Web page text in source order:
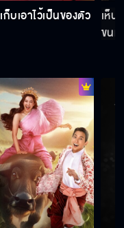
วชีวิต
มรักของยาย
ป็นพี่อีกต่อไปแล้ว
ก็บเอาไว้เป็นของตัว
เห็
ขนม